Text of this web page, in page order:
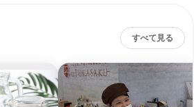
すべて見る